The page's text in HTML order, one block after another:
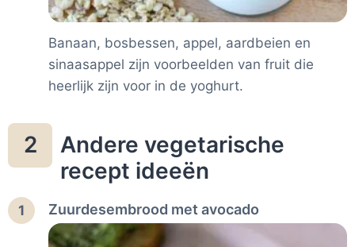
Banaan, bosbessen, appel, aardbeien en
sinaasappel zijn voorbeelden van fruit die
heerlijk zijn voor in de yoghurt.
2
Andere vegetarische
recept ideeën
1 Zuurdesembrood met avocado